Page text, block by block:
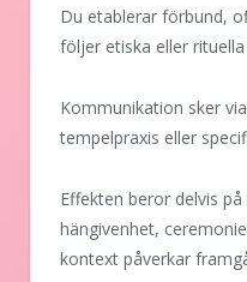
Du etablerar förbund,
följer etiska eller
Kommunikation sker
tempelpraxis eller
Effekten beror delvis
hängivenhet,
kontext påverkar